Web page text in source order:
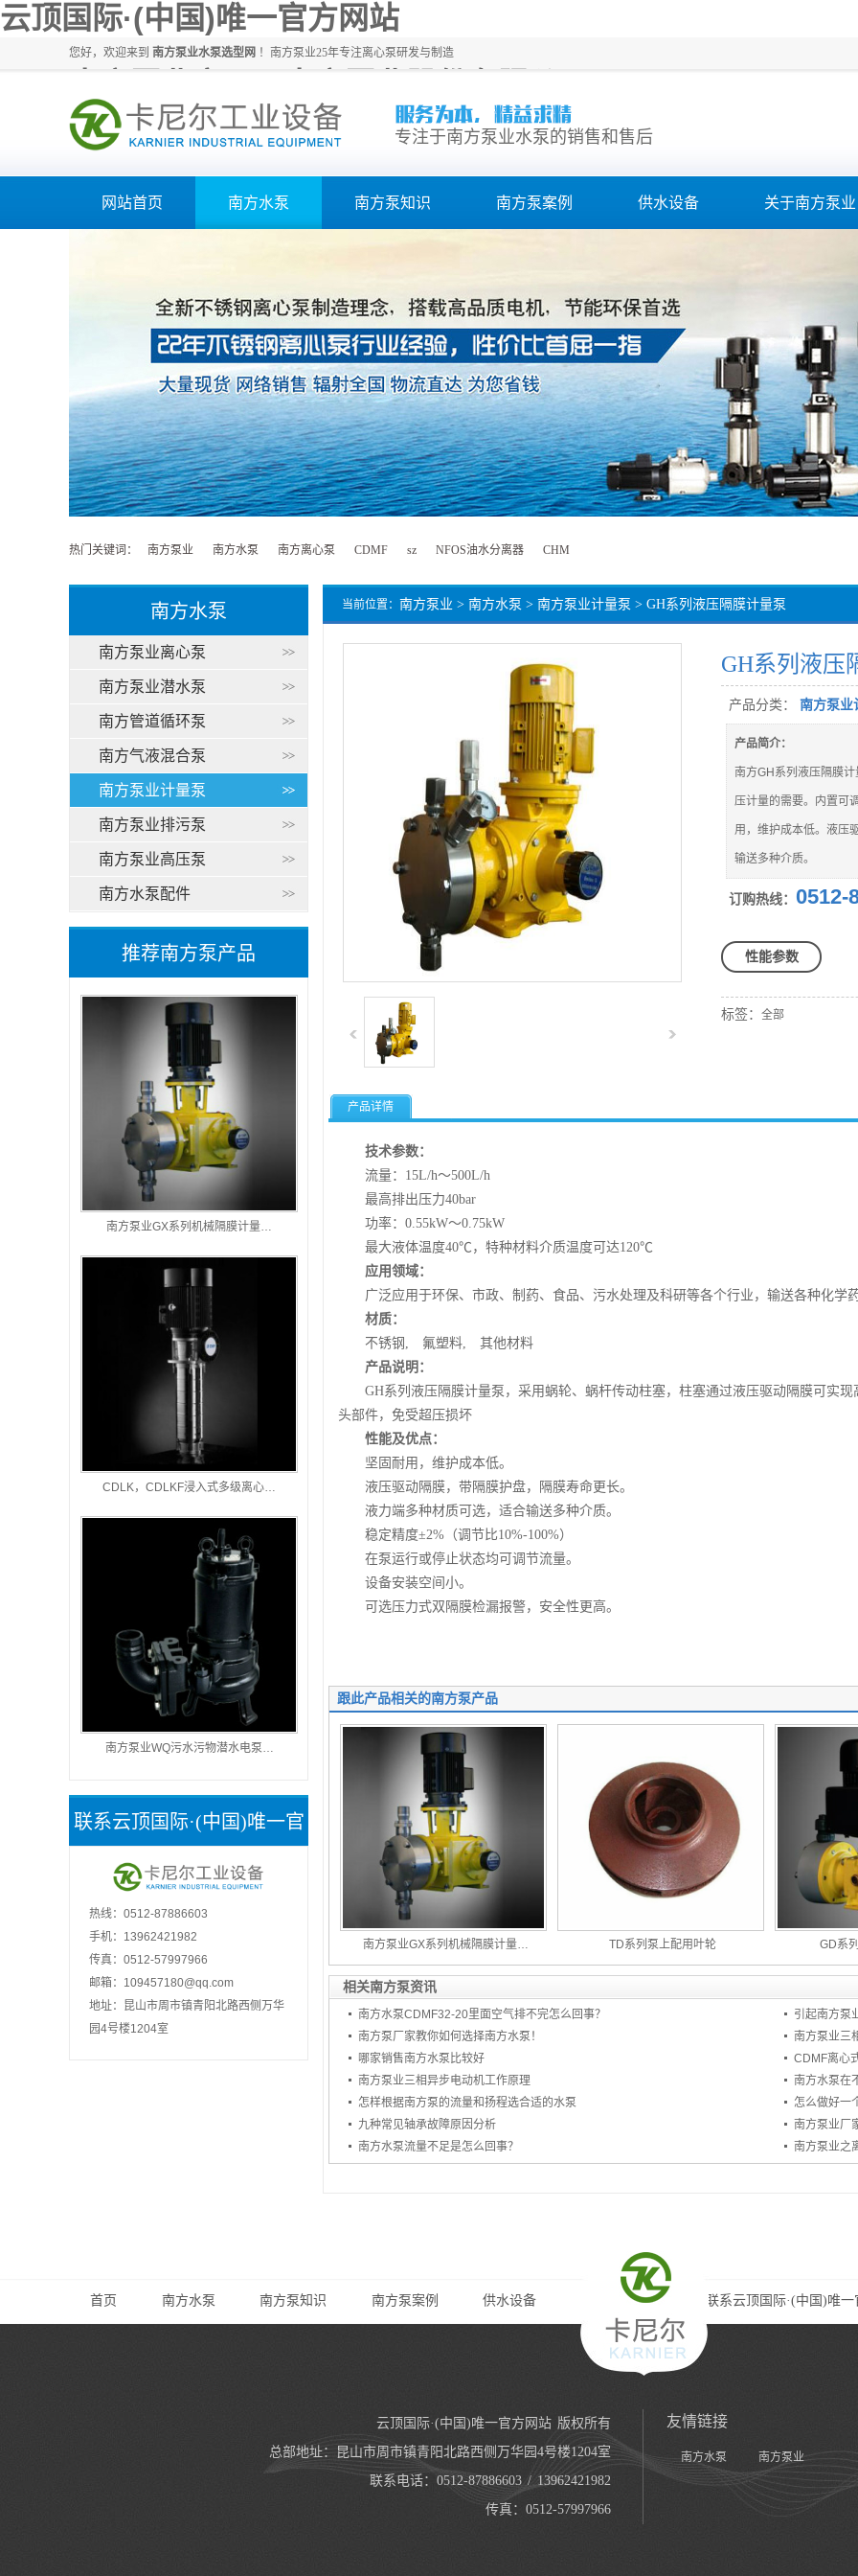
云顶国际·(中国)唯一官方网站
您好，欢迎来到 南方泵业水泵选型网 ！南方泵业25年专注离心泵研发与制造
专注于南方泵业水泵的销售和售后
网站首页 南方水泵 南方泵知识 南方泵案例 供水设备 关于南方泵业
热门关键词： 南方泵业 南方水泵 南方离心泵 CDMF sz NFOS油水分离器 CHM
当前位置： 南方泵业 > 南方水泵 > 南方泵业计量泵 > GH系列液压隔膜计量泵
GH系列液压
产品分类： 南方泵业
产品简介：
南方GH系列液压隔膜
压计量的需要。内置可
用，维护成本低。液压
输送多种介质。
订购热线： 0512-
性能参数
标签： 全部
产品详情
技术参数：
流量：15L/h～500L/h
最高排出压力40bar
功率：0.55kW～0.75kW
最大液体温度40℃，特种材料介质温度可达120℃
应用领域：
广泛应用于环保、市政、制药、食品、污水处理及科研等各个行业，输送各种化学
材质：
不锈钢, 氟塑料, 其他材料
产品说明：
GH系列液压隔膜计量泵，采用蜗轮、蜗杆传动柱塞，柱塞通过液压驱动隔膜可实现
头部件，免受超压损坏
性能及优点：
坚固耐用，维护成本低。
液压驱动隔膜，带隔膜护盘，隔膜寿命更长。
液力端多种材质可选，适合输送多种介质。
稳定精度±2%（调节比10%-100%）
在泵运行或停止状态均可调节流量。
设备安装空间小。
可选压力式双隔膜检漏报警，安全性更高。
跟此产品相关的南方泵产品
南方泵业GX系列机械隔膜计量… TD系列泵上配用叶轮 GD系
相关南方泵资讯
南方水泵CDMF32-20里面空气排不完怎么回事？
引起南方泵
南方泵厂家教你如何选择南方水泵！
南方泵业三
哪家销售南方水泵比较好
CDMF离心
南方泵业三相异步电动机工作原理
南方水泵在
怎样根据南方泵的流量和扬程选合适的水泵
怎么做好一
九种常见轴承故障原因分析
南方泵业厂
南方水泵流量不足是怎么回事？
南方泵业之
南方水泵
南方泵业离心泵
南方泵业潜水泵
南方管道循环泵
南方气液混合泵
南方
南方泵业计量泵
南方
南方泵业排污泵
南方泵业高压泵
南方水泵配件
推荐南方泵产品
南方泵业GX系列机械隔膜计量…
CDLK，CDLKF浸入式多级离心…
南方泵业WQ污水污物潜水电泵…
联系云顶国际·(中国)唯一官
方网站
热线：0512-87886603
手机：13962421982
传真：0512-57997966
邮箱： 109457180@qq.com
地址：昆山市周市镇青阳北路西侧万华
园4号楼1204室
首页 南方水泵 南方泵知识 南方泵案例 供水设备 关于南方泵业 联系云顶国际·(中国)唯
云顶国际·(中国)唯一官方网站 版权所有
总部地址：昆山市周市镇青阳北路西侧万华园4号楼1204室
联系电话：0512-87886603 / 13962421982
传真：0512-57997966
友情链接
南方水泵 南方泵业